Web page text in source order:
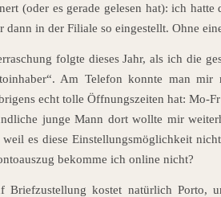
(oder es gerade gelesen hat): ich
dann in der Filiale so eingestellt. Ohne
folgte dieses Jahr, als ich die
Am Telefon konnte man
echt tolle Öffnungszeiten hat: Mo-
junge Mann dort wollte mir
es diese Einstellungsmöglichkeit
bekomme ich online nicht?
Briefzustellung kostet natürlich Porto,